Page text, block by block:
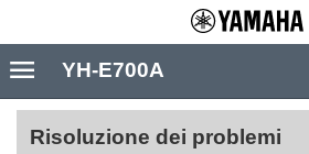
Risoluzione dei problemi
YH-E700A